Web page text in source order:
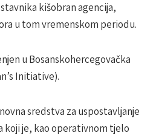
kišobran agencija,
u tom vremenskom periodu.
u Bosanskohercegovačka
Initiative).
sredstva za uspostavljanje
koji je, kao operativnom tjelo